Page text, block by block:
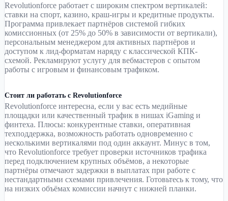
Revolutionforce работает с широким спектром вертикалей:
ставки на спорт, казино, краш-игры и кредитные продукты.
Программа привлекает партнёров системой гибких
комиссионных (от 25% до 50% в зависимости от вертикали),
персональным менеджером для активных партнёров и
доступом к лид-форматам наряду с классической КПК-
схемой. Рекламируют услугу для вебмастеров с опытом
работы с игровым и финансовым трафиком.
Стоит ли работать с Revolutionforce
Revolutionforce интересна, если у вас есть медийные
площадки или качественный трафик в нишах iGaming и
финтеха. Плюсы: конкурентные ставки, оперативная
техподдержка, возможность работать одновременно с
несколькими вертикалями под один аккаунт. Минус в том,
что Revolutionforce требует проверки источников трафика
перед подключением крупных объёмов, а некоторые
партнёры отмечают задержки в выплатах при работе с
нестандартными схемами привлечения. Готовьтесь к тому, что
на низких объёмах комиссии начнут с нижней планки.